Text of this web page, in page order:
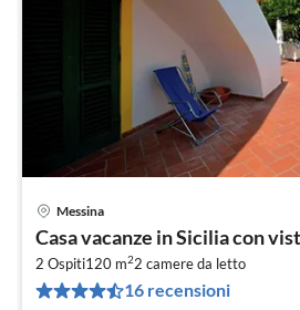
Messina
Casa vacanze in Sicilia con
2 Ospiti120 m22 camere da letto
16 recensioni